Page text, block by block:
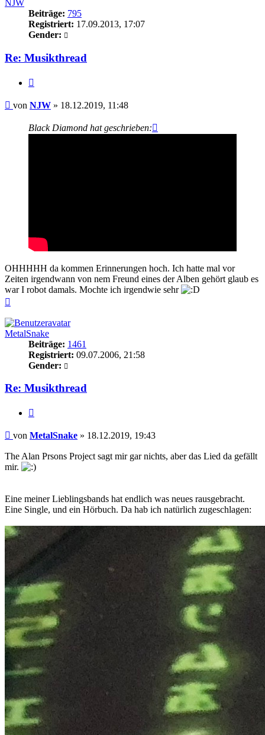
NJW
Beiträge: 795
Registriert: 17.09.2013, 17:07
Gender:
Re: Musikthread
Beitrag
von NJW » 18.12.2019, 11:48
Black Diamond hat geschrieben:
OHHHHH da kommen Erinnerungen hoch. Ich hatte mal vor
Zeiten irgendwann von nem Freund eines der Alben gehört glaub es
war I robot damals. Mochte ich irgendwie sehr
MetalSnake
Beiträge: 1461
Registriert: 09.07.2006, 21:58
Gender:
Re: Musikthread
Beitrag
von MetalSnake » 18.12.2019, 19:43
The Alan Prsons Project sagt mir gar nichts, aber das Lied da gefällt
mir.
Eine meiner Lieblingsbands hat endlich was neues rausgebracht.
Eine Single, und ein Hörbuch. Da hab ich natürlich zugeschlagen: